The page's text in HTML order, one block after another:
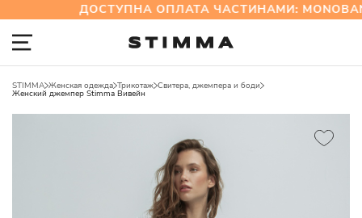
ДОСТУПНА ОПЛАТА ЧАСТИНАМИ:
STIMMA Женская одежда Трикотаж Свитера, джемпера и боди
Женский джемпер Stimma Вивейн